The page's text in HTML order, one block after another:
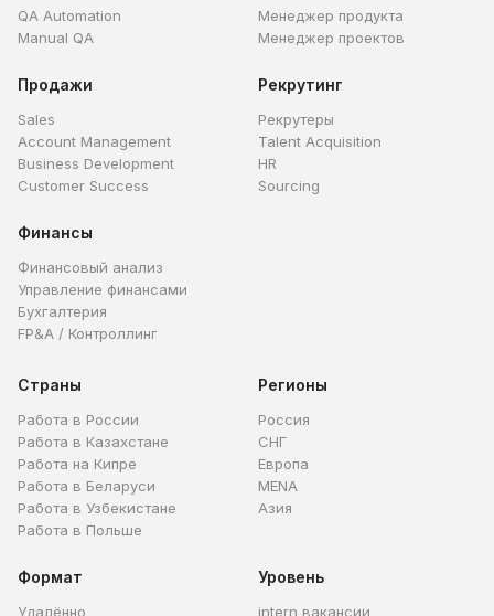
QA Automation
Manual QA
Менеджер продукта
Менеджер проектов
Продажи
Sales
Account Management
Business Development
Customer Success
Рекрутинг
Рекрутеры
Talent Acquisition
HR
Sourcing
Финансы
Финансовый анализ
Управление финансами
Бухгалтерия
FP&A / Контроллинг
Страны
Работа в России
Работа в Казахстане
Работа на Кипре
Работа в Беларуси
Работа в Узбекистане
Работа в Польше
Регионы
Россия
СНГ
Европа
MENA
Азия
Формат
Удалённо
Уровень
intern вакансии